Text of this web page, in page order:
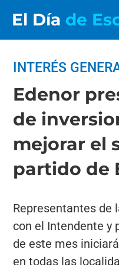
El Día de
INTERÉS
Edenor
de
mejorar el
partido de
Representantes de
con el Intendente y
de este mes
en todas las